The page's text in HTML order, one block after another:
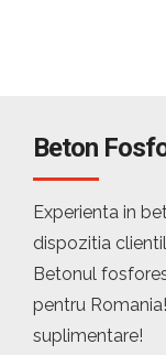
Beton
Experienta in
dispozitia
Betonul
pentru
suplimentare!